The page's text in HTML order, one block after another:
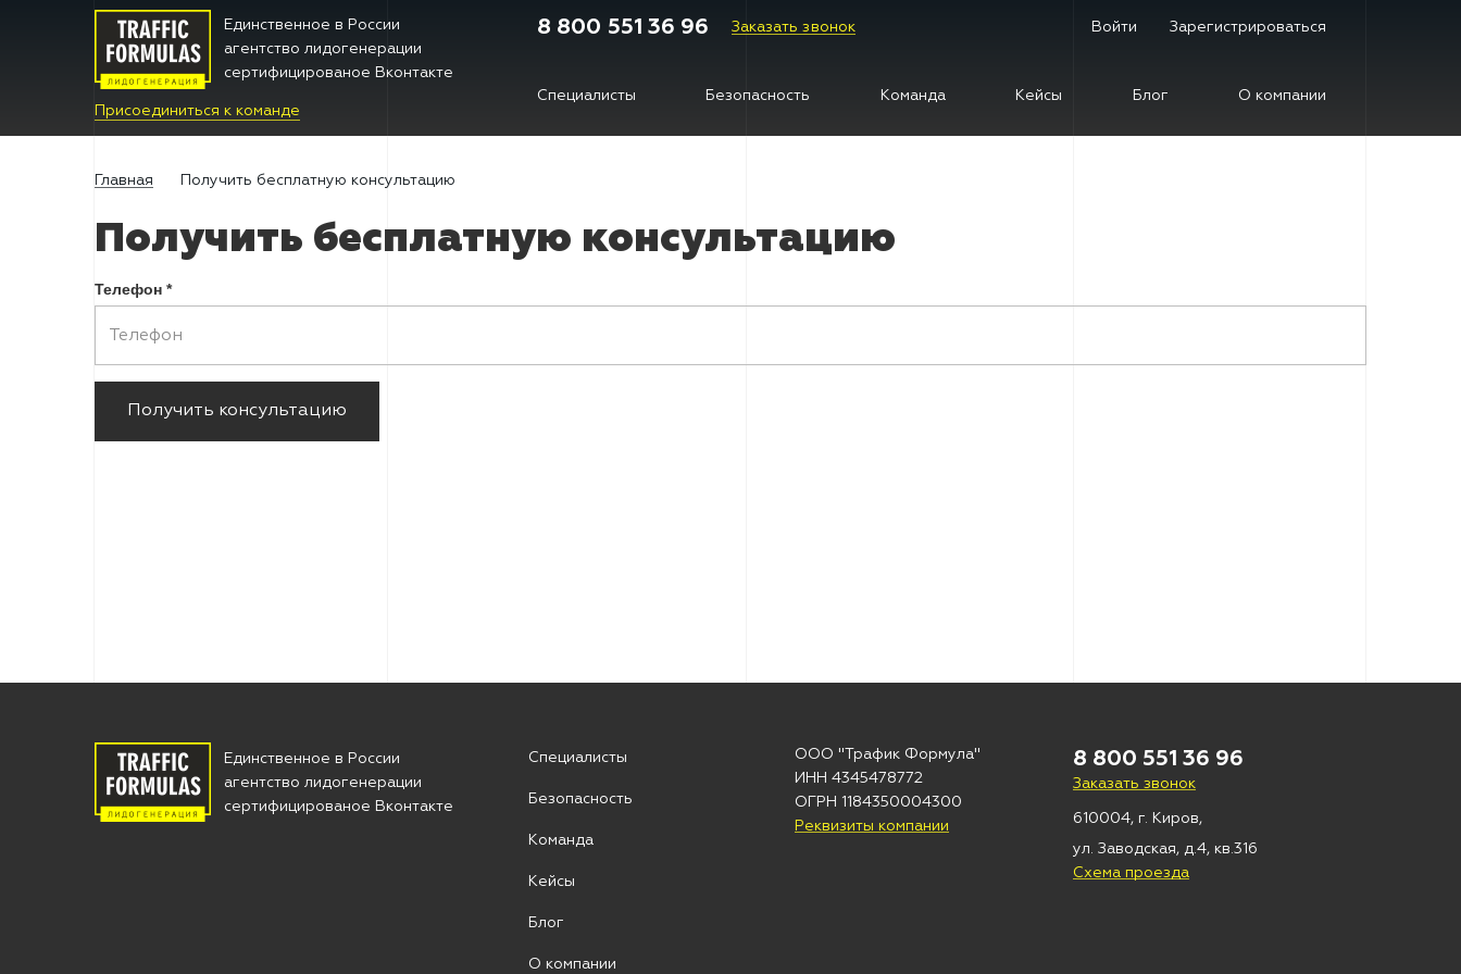
Единственное в Росcии
агентство лидогенерации
сертифицированое Вконтакте
Присоединиться к команде
Войти Зарегистрироваться
8 800 551 36 96 Заказать звонок
Специалисты Безопасность Команда Кейсы Блог О компании
Главная Получить бесплатную консультацию
Получить бесплатную консультацию
Телефон *
Единственное в Росcии
агентство лидогенерации
сертифицированое Вконтакте
Специалисты
Безопасность
Команда
Кейсы
Блог
О компании
ООО "Трафик Формула"
ИНН 4345478772
ОГРН 1184350004300
Реквизиты компании
8 800 551 36 96
Заказать звонок
610004, г. Киров,
ул. Заводская, д.4, кв.316
Схема проезда